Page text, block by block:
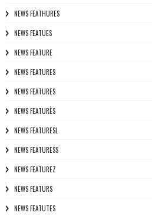
NEWS FEATHURES
NEWS FEATUES
NEWS FEATURE
NEWS FEATURES
NEWS FEATURES
NEWS FEATURÈS
NEWS FEATURESL
NEWS FEATURESS
NEWS FEATUREZ
NEWS FEATURS
NEWS FEATUTES